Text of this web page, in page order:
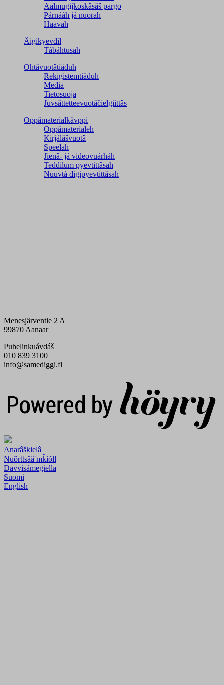
Aalmugijkoskâsâš pargo
Párnááh já nuorah
Haavah
Äigikyevdil
Tábáhtusah
Ohtâvuotâtiäđuh
Rekigistemtiäđuh
Media
Tietosuoja
Juvsâttetteevuotâčielgiittâs
Oppâmaterialkävppi
Oppâmaterialeh
Kirjálâšvuotâ
Speelah
Jienâ- já videovuárháh
Teddilum pyevtittâsah
Nuuvtá digipyevtittâsah
Menesjärventie 2 A
99870 Aanaar
Puhelinkuávdáš
010 839 3100
info@samediggi.fi
Anarâškielâ
Nuõrttsääʹmǩiõll
Davvisámegiella
Suomi
English